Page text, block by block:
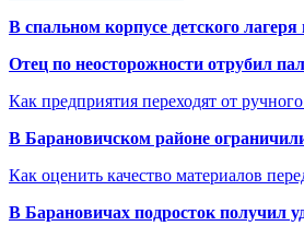
В спальном корпусе детского
Отец по неосторожности отрубил
Как предприятия переходят от
В Барановичском районе
Как оценить качество материалов
В Барановичах подросток получил